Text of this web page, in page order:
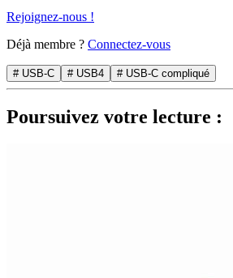
Rejoignez-nous !
Déjà membre ? Connectez-vous
# USB-C # USB4 # USB-C compliqué
Poursuivez votre lecture :